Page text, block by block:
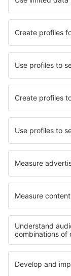
Cazare în
Cele mai bune
Cazare în Ebikon
Cazare La
Cazare în
Cele mai bune
Cazare in Sicilia
Cazare in Sardinia
Cazare in Lacul